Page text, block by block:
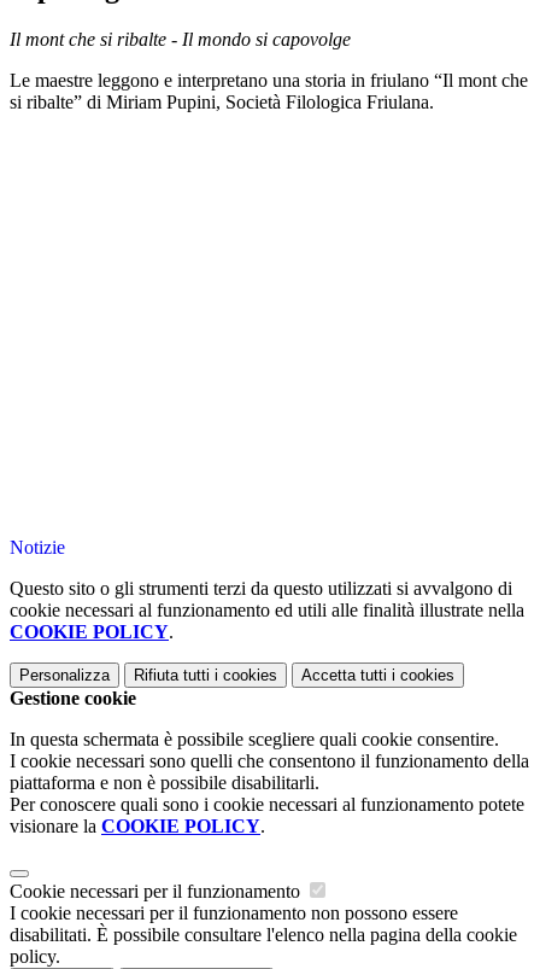
Il mont che si ribalte - Il mondo si capovolge
Le maestre leggono e interpretano una storia in friulano “Il mont che
si ribalte” di Miriam Pupini, Società Filologica Friulana.
Notizie
Questo sito o gli strumenti terzi da questo utilizzati si avvalgono di
cookie necessari al funzionamento ed utili alle finalità illustrate nella
COOKIE POLICY.
Personalizza Rifiuta tutti i cookies Accetta tutti i cookies
Gestione cookie
In questa schermata è possibile scegliere quali cookie consentire.
I cookie necessari sono quelli che consentono il funzionamento della
piattaforma e non è possibile disabilitarli.
Per conoscere quali sono i cookie necessari al funzionamento potete
visionare la COOKIE POLICY.
Cookie necessari per il funzionamento
I cookie necessari per il funzionamento non possono essere
disabilitati. È possibile consultare l'elenco nella pagina della cookie
policy.